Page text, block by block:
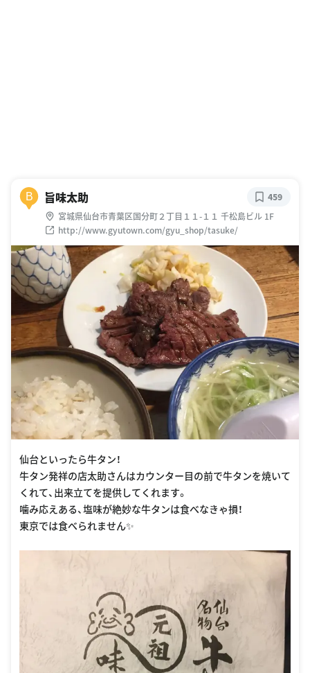
B 旨味太助
宮城県仙台市青葉区国分町２丁目１１-１１ 千松島ビル 1F
http://www.gyutown.com/gyu_shop/tasuke/
459
仙台といったら牛タン！
牛タン発祥の店太助さんはカウンター目の前で牛タンを焼いて
くれて、出来立てを提供してくれます。
噛み応えある、塩味が絶妙な牛タンは食べなきゃ損！
東京では食べられません✨